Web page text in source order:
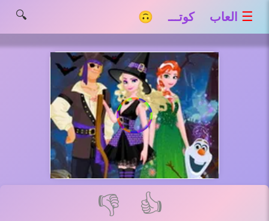
☰ العاب كوتـــ 🙃 🔍
👍
👎